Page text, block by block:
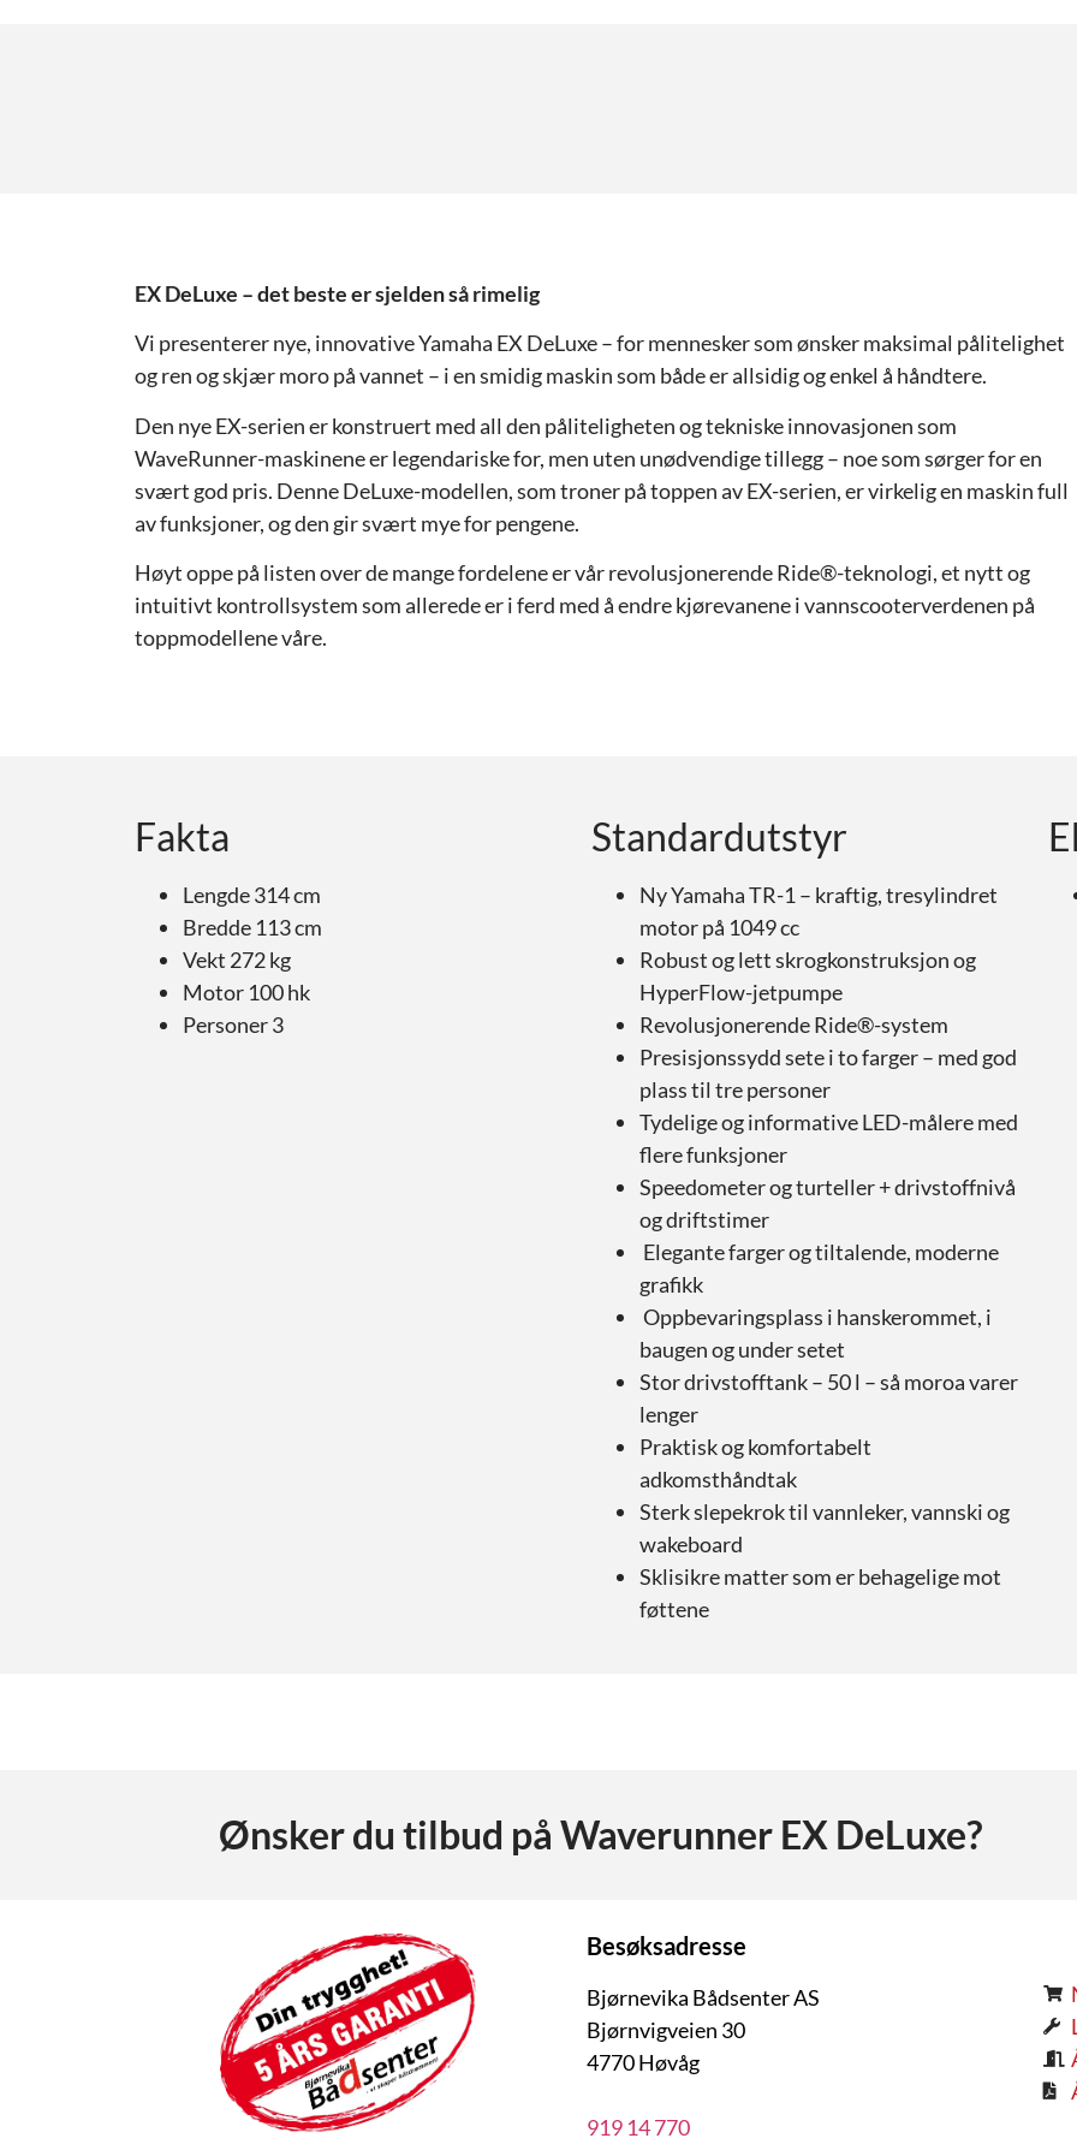
EX DeLuxe – det beste er sjelden så rimelig
Vi presenterer nye, innovative Yamaha EX DeLuxe – for mennesker som ønsker maksimal pålitelighet
og ren og skjær moro på vannet – i en smidig maskin som både er allsidig og enkel å håndtere.
Den nye EX-serien er konstruert med all den påliteligheten og tekniske innovasjonen som
WaveRunner-maskinene er legendariske for, men uten unødvendige tillegg – noe som sørger for en
svært god pris. Denne DeLuxe-modellen, som troner på toppen av EX-serien, er virkelig en maskin full
av funksjoner, og den gir svært mye for pengene.
Høyt oppe på listen over de mange fordelene er vår revolusjonerende Ride®-teknologi, et nytt og
intuitivt kontrollsystem som allerede er i ferd med å endre kjørevanene i vannscooterverdenen på
toppmodellene våre.
Fakta
Lengde 314 cm
Bredde 113 cm
Vekt 272 kg
Motor 100 hk
Personer 3
Standardutstyr
Ny Yamaha TR-1 – kraftig, tresylindret
motor på 1049 cc
Robust og lett skrogkonstruksjon og
HyperFlow-jetpumpe
Revolusjonerende Ride®-system
Presisjonssydd sete i to farger – med god
plass til tre personer
Tydelige og informative LED-målere med
flere funksjoner
Speedometer og turteller + drivstoffnivå
og driftstimer
Elegante farger og tiltalende, moderne
grafikk
Oppbevaringsplass i hanskerommet, i
baugen og under setet
Stor drivstofftank – 50 l – så moroa varer
lenger
Praktisk og komfortabelt
adkomsthåndtak
Sterk slepekrok til vannleker, vannski og
wakeboard
Sklisikre matter som er behagelige mot
føttene
Ønsker du tilbud på Waverunner EX DeLuxe?
Besøksadresse
Bjørnevika Bådsenter AS
Bjørnvigveien 30
4770 Høvåg
919 14 770